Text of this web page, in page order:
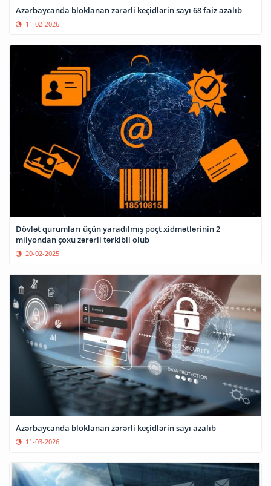
Azərbaycanda bloklanan zərərli keçidlərin sayı 68 faiz azalıb
11-02-2026
Dövlət qurumları üçün yaradılmış poçt xidmətlərinin 2
milyondan çoxu zərərli tərkibli olub
20-02-2025
Azərbaycanda bloklanan zərərli keçidlərin sayı azalıb
11-03-2026